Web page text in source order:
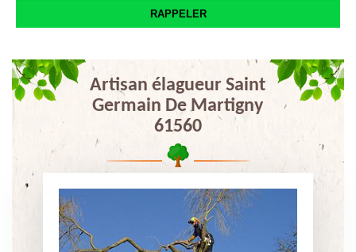
Artisan élagueur Saint
Germain De Martigny
61560